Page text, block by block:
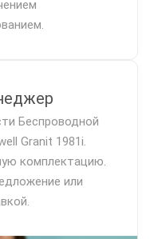
Беспроводной
Granit 1981i.
комплектацию.
или